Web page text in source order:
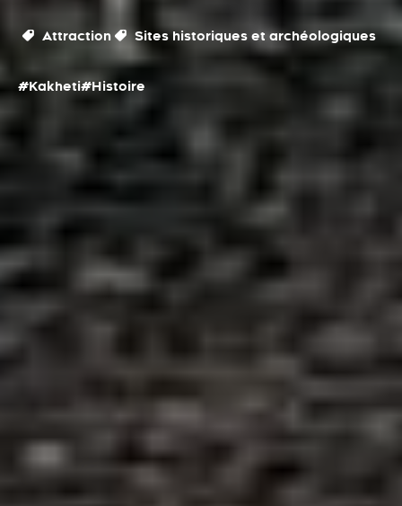
Attraction Sites historiques et archéologiques
#Kakheti#Histoire